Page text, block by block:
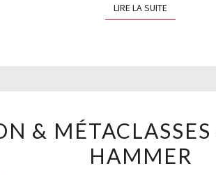
LIRE LA SUITELIRE LA SUITE
&
&
HAMMER